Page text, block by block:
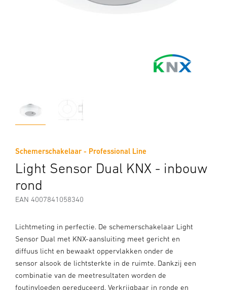
Schemerschakelaar - Professional Line
Light Sensor Dual KNX - inbouw
rond
EAN 4007841058340
Lichtmeting in perfectie. De schemerschakelaar Light
Sensor Dual met KNX-aansluiting meet gericht en
diffuus licht en bewaakt oppervlakken onder de
sensor alsook de lichtsterkte in de ruimte. Dankzij een
combinatie van de meetresultaten worden de
foutinvloeden gereduceerd. Verkrijgbaar in ronde en